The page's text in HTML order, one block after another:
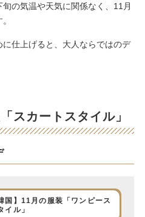
の気温や天気に関係なく、11月
仕上げると、大人ならではのデ
スカートスタイル」
国】11月の服装「ワンピース
イル」